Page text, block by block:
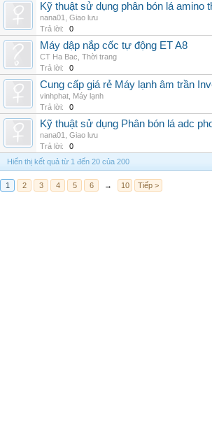
Kỹ thuật sử dụng phân bón lá amino
nana01
Giao lưu
Trả lời:
0
Máy dập nắp cốc tự động ET A8
CT Ha Bac Thời trang
Trả lời:
0
Cung cấp giá rẻ Máy lạnh âm trần
vinhphat Máy lạnh
Trả lời:
0
Kỹ thuật sử dụng Phân bón lá adc
nana01
Giao lưu
Trả lời:
0
Hiển thị kết quả từ 1 đến 20 của 200
1 2 3 4 5 6 → 10 Tiếp >